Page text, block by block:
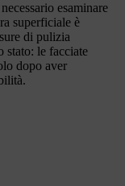
esaminare
superficiale è
di pulizia
stato: le facciate
dopo aver